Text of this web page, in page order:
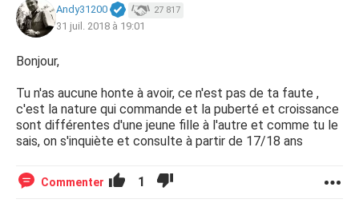
Andy31200 27 817
31 juil. 2018 à 19:01
Bonjour,
Tu n'as aucune honte à avoir, ce n'est pas de ta faute ,
c'est la nature qui commande et la puberté et croissance
sont différentes d'une jeune fille à l'autre et comme tu le
sais, on s'inquiète et consulte à partir de 17/18 ans
Commenter 1